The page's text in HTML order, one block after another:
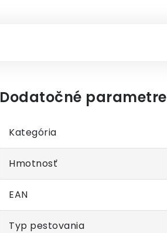
Dodatočné parametre
Kategória
Hmotnosť
EAN
Typ pestovania